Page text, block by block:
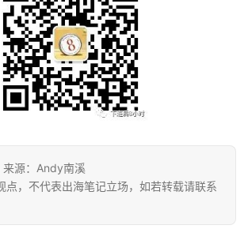
源：Andy南溪
点，不代表出海笔记立场，如若转载请联系